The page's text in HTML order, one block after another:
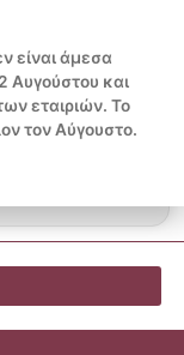
0.00€
0
Cart
είναι άμεσα
Αυγούστου και
εταιριών. Το
τον Αύγουστο.